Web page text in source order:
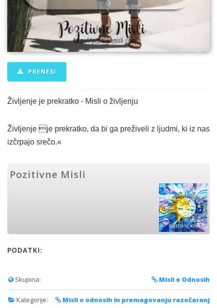
PRENESI
Življenje je prekratko - Misli o življenju
Življenje je prekratko, da bi ga preživeli z ljudmi, ki iz nas
izčrpajo srečo.«
Pozitivne Misli
PODATKI:
Skupina: Misli o Odnosih
Kategorije: Misli o odnosih in premagovanju razočaranj